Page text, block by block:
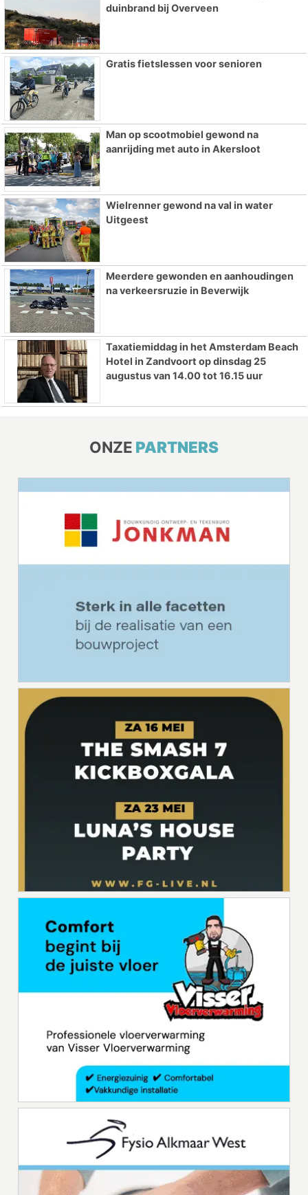
duinbrand bij Overveen
Gratis fietslessen voor senioren
Man op scootmobiel gewond na
aanrijding met auto in Akersloot
Wielrenner gewond na val in water
Uitgeest
Meerdere gewonden en aanhoudingen
na verkeersruzie in Beverwijk
Taxatiemiddag in het Amsterdam Beach
Hotel in Zandvoort op dinsdag 25
augustus van 14.00 tot 16.15 uur
ONZE PARTNERS